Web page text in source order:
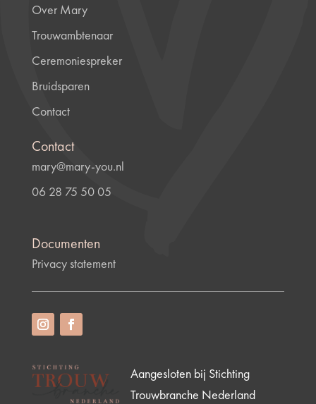
Over Mary
Trouwambtenaar
Ceremoniespreker
Bruidsparen
Contact
Contact
mary@mary-you.nl
06 28 75 50 05
Documenten
Privacy statement
Aangesloten bij Stichting
Trouwbranche Nederland